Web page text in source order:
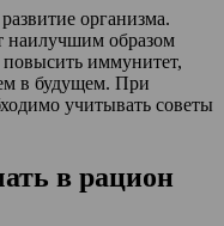
организма.
наилучшим образом
повысить иммунитет,
в будущем. При
учитывать советы
в рацион